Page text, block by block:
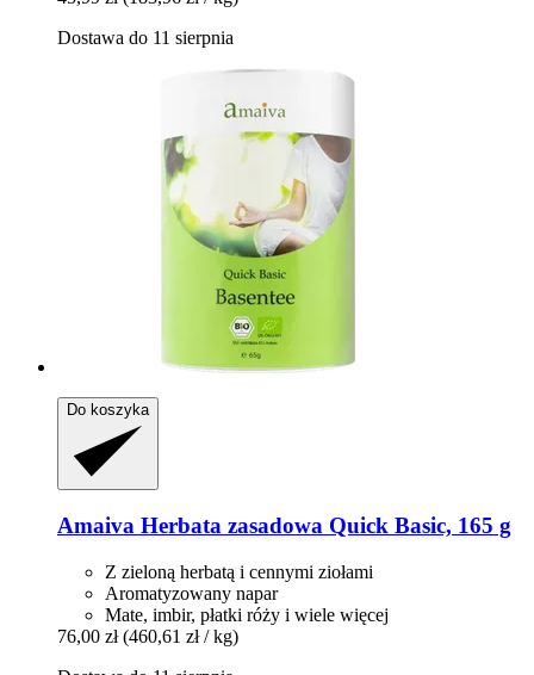
Dostawa do 11 sierpnia
Do koszyka
Amaiva Herbata zasadowa Quick Basic, 165 g
Z zieloną herbatą i cennymi ziołami
Aromatyzowany napar
Mate, imbir, płatki róży i wiele więcej
76,00 zł (460,61 zł / kg)